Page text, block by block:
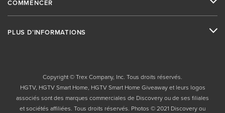
COMMENCER
PLUS D’INFORMATIONS
Copyright © Trex Company, Inc. Tous droits réservés.
HGTV, HGTV Smart Home, HGTV Smart Home Giveaway et leurs logos
associés sont des marques commerciales de Discovery ou de ses filiales
et sociétés affiliées. Tous droits réservés. Photos © 2021 Discovery ou